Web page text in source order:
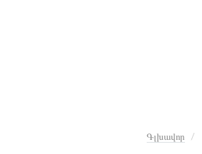
Գլխավոր